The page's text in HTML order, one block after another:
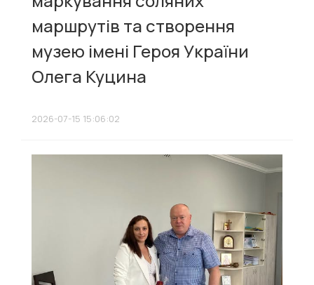
маршрутів та створення
музею імені Героя України
Олега Куцина
2026-07-15 15:06:02